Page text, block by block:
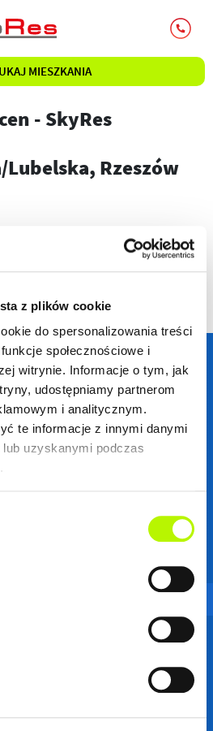
z plików cookie
do spersonalizowania treści
społecznościowe i
witrynie. Informacje o tym, jak
udostępniamy partnerom
i analitycznym.
te informacje z innymi danymi
uzyskanymi podczas
MIESZKANIA
- SkyRes
Rzeszów
26 37
17 789 19 87